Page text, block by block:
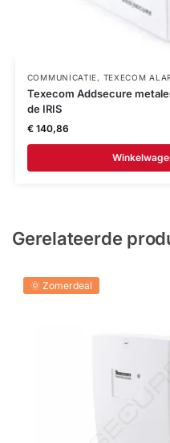
COMMUNICATIE, TEXECOM
Texecom Addsecure
de IRIS
€140,86
Gerelateerde
🌞 Zomerdeal